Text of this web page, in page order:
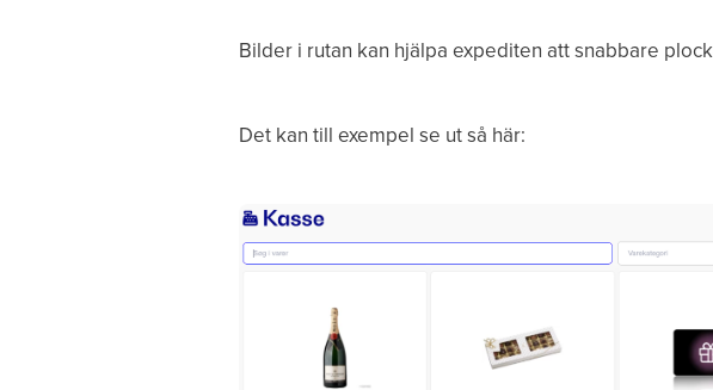
Bilder i rutan kan hjälpa expediten att snabbare
Det kan till exempel se ut så här: